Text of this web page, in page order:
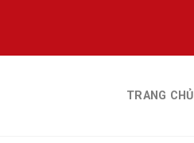
TRANG CHỦ